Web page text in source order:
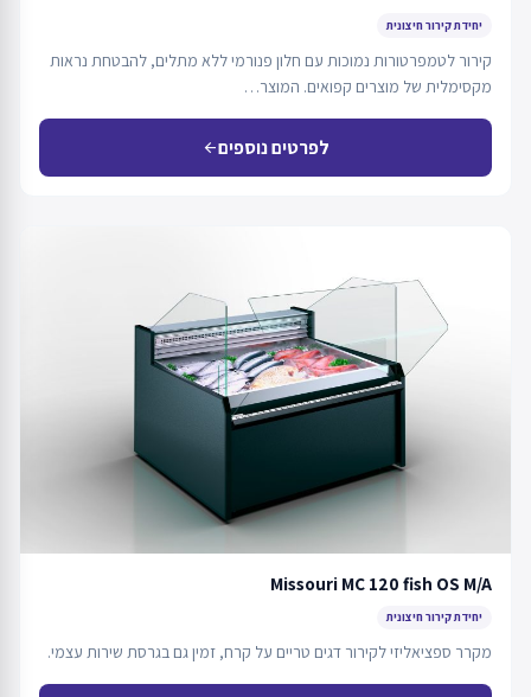
יחידת קירור חיצונית
קירור לטמפרטורות נמוכות עם חלון פנורמי ללא מתלים, להבטחת נראות
מקסימלית של מוצרים קפואים. המוצר…
לפרטים נוספיםarrow_back
Missouri MC 120 fish OS M/A
יחידת קירור חיצונית
מקרר ספציאליזי לקירור דגים טריים על קרח, זמין גם בגרסת שירות עצמי.